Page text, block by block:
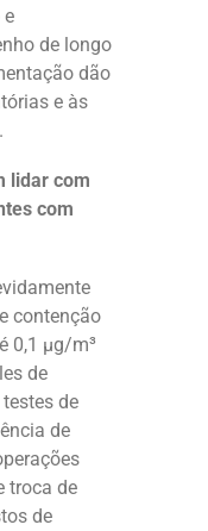
e
de longo
dão
e às
lidar com
com
contenção
0,1 μg/m³
de
de
de
troca de
de